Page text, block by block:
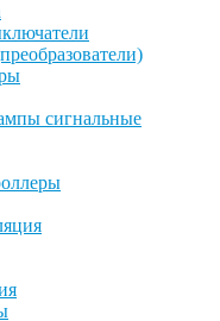
сигнальные